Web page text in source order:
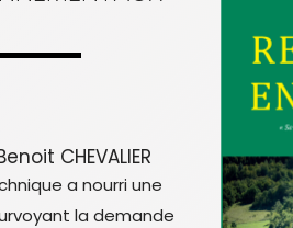
CHEVALIER
a nourri une
la demande